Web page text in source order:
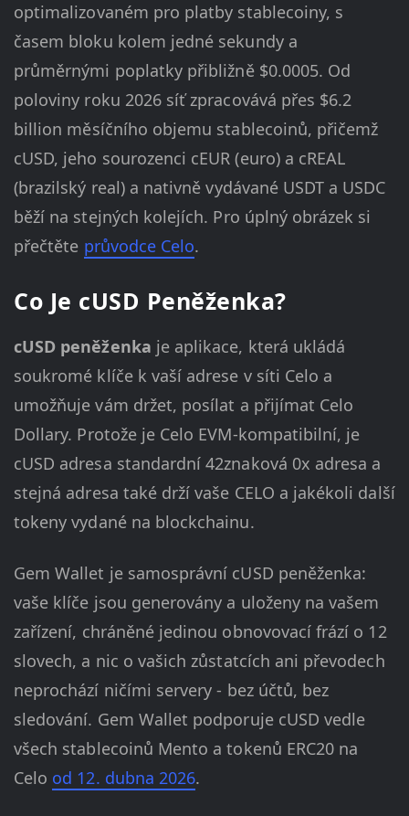
optimalizovaném pro platby stablecoiny, s
časem bloku kolem jedné sekundy a
průměrnými poplatky přibližně $0.0005. Od
poloviny roku 2026 síť zpracovává přes $6.2
billion měsíčního objemu stablecoinů, přičemž
cUSD, jeho sourozenci cEUR (euro) a cREAL
(brazilský real) a nativně vydávané USDT a USDC
běží na stejných kolejích. Pro úplný obrázek si
přečtěte průvodce Celo.
Co Je cUSD Peněženka?
cUSD peněženka je aplikace, která ukládá
soukromé klíče k vaší adrese v síti Celo a
umožňuje vám držet, posílat a přijímat Celo
Dollary. Protože je Celo EVM-kompatibilní, je
cUSD adresa standardní 42znaková 0x adresa a
stejná adresa také drží vaše CELO a jakékoli další
tokeny vydané na blockchainu.
Gem Wallet je samosprávní cUSD peněženka:
vaše klíče jsou generovány a uloženy na vašem
zařízení, chráněné jedinou obnovovací frází o 12
slovech, a nic o vašich zůstatcích ani převodech
neprochází ničími servery - bez účtů, bez
sledování. Gem Wallet podporuje cUSD vedle
všech stablecoinů Mento a tokenů ERC20 na
Celo od 12. dubna 2026.